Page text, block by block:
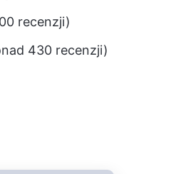
recenzji)
430 recenzji)